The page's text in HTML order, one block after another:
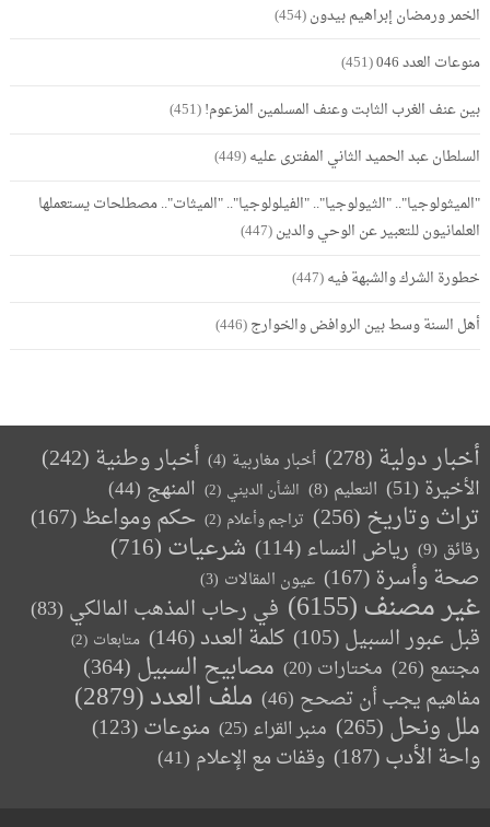
الخمر ورمضان إبراهيم بيدون(454)
منوعات العدد 046
(451)
بين عنف الغرب الثابت وعنف المسلمين المزعوم!(451)
السلطان عبد الحميد الثاني المفترى عليه(449)
"الميثولوجيا".. "الثيولوجيا".. "الفيلولوجيا".. "الميثات".. مصطلحات يستعملها
العلمانيون للتعبير عن الوحي والدين(447)
خطورة الشرك والشبهة فيه(447)
أهل السنة وسط بين الروافض والخوارج(446)
أخبار دولية (278) أخبار مغاربية (4) أخبار وطنية(242)
الأخيرة (51) التعليم (8) الشأن الديني (2) المنهج (44)
تراث وتاريخ(256) تراجم وأعلام (2) حكم ومواعظ(167)
رقائق (9) رياض النساء(114) شرعيات(716)
صحة وأسرة(167) عيون المقالات (3)
غير مصنف(6155) في رحاب المذهب المالكي (83)
قبل عبور السبيل(105) كلمة العدد(146) متابعات (2)
مجتمع (26) مختارات (20) مصابيح السبيل(364)
مفاهيم يجب أن تصحح (46) ملف العدد(2879)
ملل ونحل(265) منبر القراء(25) منوعات(123)
واحة الأدب(187) وقفات مع الإعلام (41)